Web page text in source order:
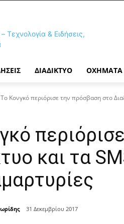
ΔΙΑΔΊΚΤΥΟ ΟΧΉΜΑΤΑ
Το Κονγκό περιόρισε την πρόσβαση στο
και τα
31 Δεκεμβρίου 2017